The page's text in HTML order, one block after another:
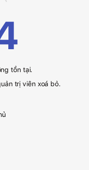
tồn tại.
trị viên xoá bỏ.